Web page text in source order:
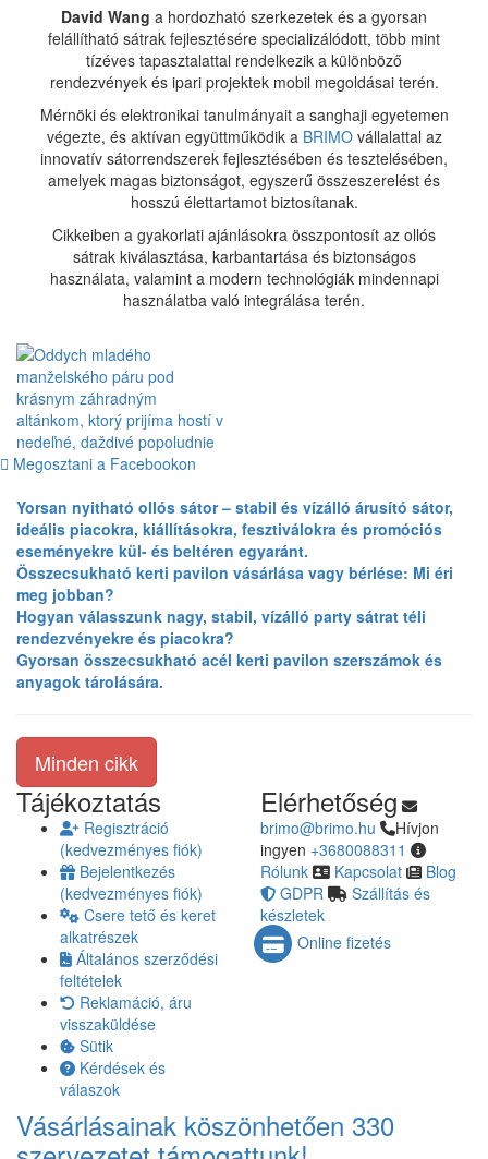
David Wang a hordozható szerkezetek és a gyorsan
felállítható sátrak fejlesztésére specializálódott, több mint
tízéves tapasztalattal rendelkezik a különböző
rendezvények és ipari projektek mobil megoldásai terén.
Mérnöki és elektronikai tanulmányait a sanghaji egyetemen
végezte, és aktívan együttműködik a BRIMOvállalattal az
innovatív sátorrendszerek fejlesztésében és tesztelésében,
amelyek magas biztonságot, egyszerű összeszerelést és
hosszú élettartamot biztosítanak.
Cikkeiben a gyakorlati ajánlásokra összpontosít az ollós
sátrak kiválasztása, karbantartása és biztonságos
használata, valamint a modern technológiák mindennapi
használatba való integrálása terén.
Megosztani a Facebookon
Yorsan nyitható ollós sátor – stabil és vízálló árusító sátor,
ideális piacokra, kiállításokra, fesztiválokra és promóciós
eseményekre kül- és beltéren egyaránt.
Összecsukható kerti pavilon vásárlása vagy bérlése: Mi éri
meg jobban?
Hogyan válasszunk nagy, stabil, vízálló party sátrat téli
rendezvényekre és piacokra?
Gyorsan összecsukható acél kerti pavilon szerszámok és
anyagok tárolására.
Minden cikk
Tájékoztatás
Regisztráció
(kedvezményes fiók)
Bejelentkezés
(kedvezményes fiók)
Csere tető és keret
alkatrészek
Általános szerződési
feltételek
Reklamáció, áru
visszaküldése
Sütik
Kérdések és
válaszok
Elérhetőség
brimo@brimo.hu
Hívjon
ingyen +3680088311
Rólunk
Kapcsolat
Blog
GDPR
Szállítás és
készletek
Vásárlásainak köszönhetően 330
Online fizetés